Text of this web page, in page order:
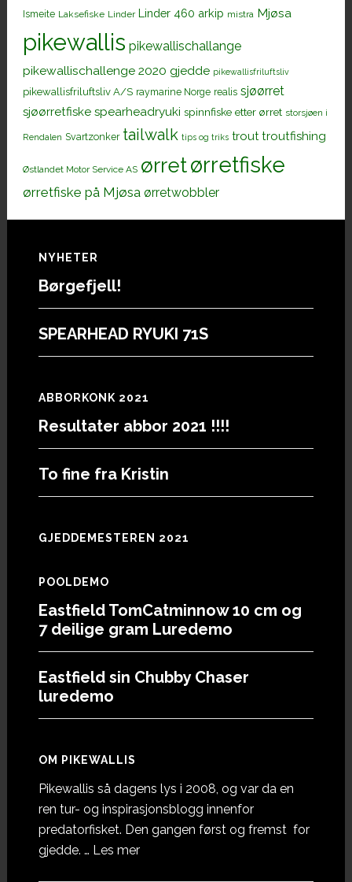
Ismeite Laksefiske Linder Linder 460 arkip mistra Mjøsa
pikewallis pikewallischallange
pikewallischallenge 2020 gjedde pikewallisfriluftsliv
pikewallisfriluftsliv A/S raymarine Norge realis sjøørret
sjøørretfiske spearheadryuki spinnfiske etter ørret storsjøen i
Rendalen Svartzonker tailwalk tips og triks trout troutfishing
Østlandet Motor Service AS ørretørretfiske
ørretfiske på Mjøsa ørretwobbler
Footer
NYHETER
Børgefjell!
SPEARHEAD RYUKI 71S
ABBORKONK 2021
Resultater abbor 2021 !!!!
To fine fra Kristin
GJEDDEMESTEREN 2021
POOLDEMO
Eastfield TomCatminnow 10 cm og
7 deilige gram Luredemo
Eastfield sin Chubby Chaser
luredemo
OM PIKEWALLIS
Pikewallis så dagens lys i 2008, og var da en
ren tur- og inspirasjonsblogg innenfor
predatorfisket. Den gangen først og fremst for
gjedde. … Les meromOm